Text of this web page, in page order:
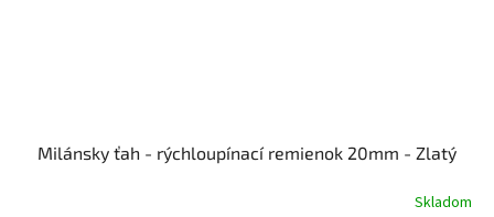
Milánsky ťah - rýchloupínací remienok 20mm - Zlatý
Skladom